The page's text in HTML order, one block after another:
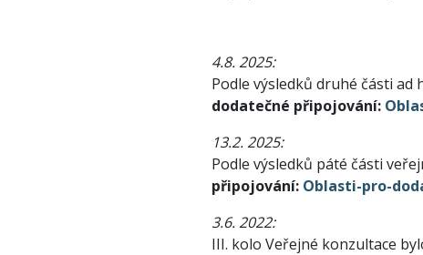
4.8. 2025:
Podle výsledků druhé části ad
dodatečné připojování:
13.2. 2025:
Podle výsledků páté části
připojování: Oblasti-pro-
3.6. 2022:
III. kolo Veřejné konzultace